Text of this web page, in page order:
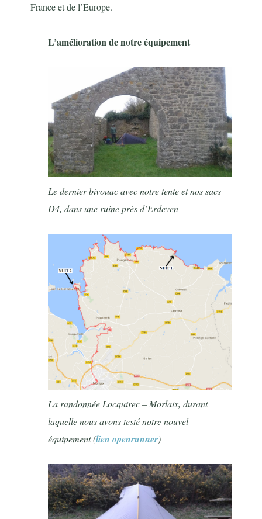
France et de l’Europe.
L’amélioration de notre équipement
Le dernier bivouac avec notre tente et nos sacs
D4, dans une ruine près d’Erdeven
La randonnée Locquirec – Morlaix, durant
laquelle nous avons testé notre nouvel
équipement (lien openrunner)